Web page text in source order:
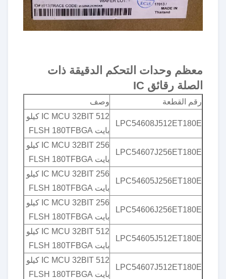
معظم وحدات التحكم الدقيقة ذات
الصلة رقائق IC
رقم القطعة وصف
LPC54608J512ET180E
IC MCU 32BIT 512 كيلو
بايت FLSH 180TFBGA
LPC54607J256ET180E
IC MCU 32BIT 256 كيلو
بايت FLSH 180TFBGA
LPC54605J256ET180E
IC MCU 32BIT 256 كيلو
بايت FLSH 180TFBGA
LPC54606J256ET180E
IC MCU 32BIT 256 كيلو
بايت FLSH 180TFBGA
LPC54605J512ET180E
IC MCU 32BIT 512 كيلو
بايت FLSH 180TFBGA
LPC54607J512ET180E
IC MCU 32BIT 512 كيلو
بايت FLSH 180TFBGA